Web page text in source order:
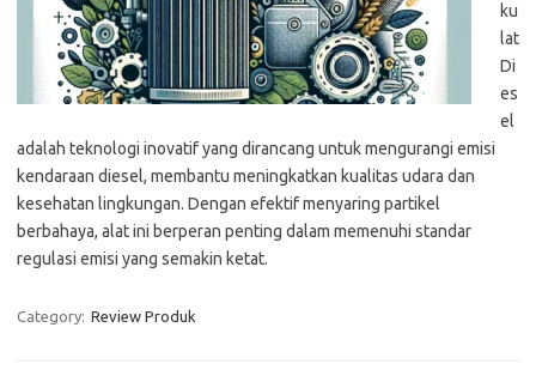
ku
lat
Di
es
el
adalah teknologi inovatif yang dirancang untuk mengurangi emisi
kendaraan diesel, membantu meningkatkan kualitas udara dan
kesehatan lingkungan. Dengan efektif menyaring partikel
berbahaya, alat ini berperan penting dalam memenuhi standar
regulasi emisi yang semakin ketat.
Category: Review Produk